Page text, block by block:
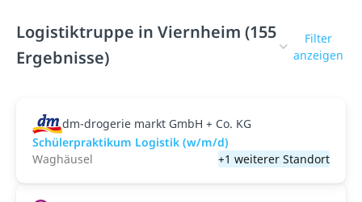
Logistiktruppe in Viernheim (155
Ergebnisse)
Filter
anzeigen
dm-drogerie markt GmbH + Co. KG
Schülerpraktikum Logistik (w/m/d)
Waghäusel
+1 weiterer Standort